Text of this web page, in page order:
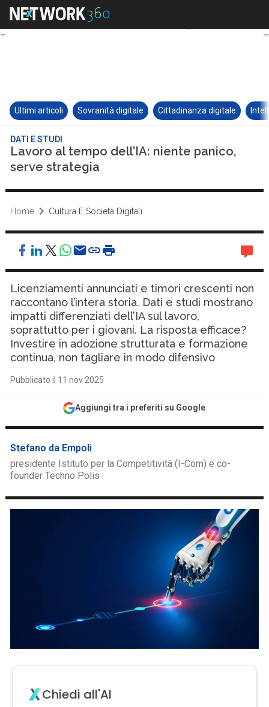
Ultimi articoli Sovranità digitale Cittadinanza digitale
DATI E STUDI
Lavoro al tempo dell’IA: niente panico,
serve strategia
Home Cultura E Società Digitali
Licenziamenti annunciati e timori crescenti non
raccontano l’intera storia. Dati e studi mostrano
impatti differenziati dell’IA sul lavoro,
soprattutto per i giovani. La risposta efficace?
Investire in adozione strutturata e formazione
continua, non tagliare in modo difensivo
Pubblicato il 11 nov 2025
Aggiungi tra i preferiti su Google
Stefano da Empoli
presidente Istituto per la Competitività (I-Com) e co-
founder Techno Polis
Chiedi all'AI